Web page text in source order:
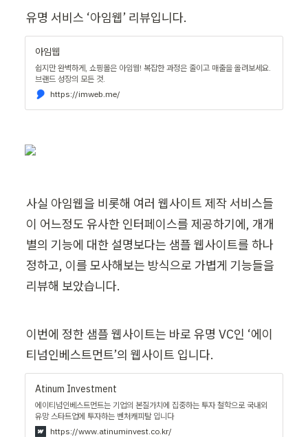
유명 서비스 ‘아임웹’ 리뷰입니다.
아임웹
쉽지만 완벽하게, 쇼핑몰은 아임웹! 복잡한 과정은 줄이고 매출을 올려보세요.
브랜드 성장의 모든 것.
https://imweb.me/
사실 아임웹을 비롯해 여러 웹사이트 제작 서비스들
이 어느정도 유사한 인터페이스를 제공하기에, 개개
별의 기능에 대한 설명보다는 샘플 웹사이트를 하나
정하고, 이를 모사해보는 방식으로 가볍게 기능들을
리뷰해 보았습니다.
이번에 정한 샘플 웹사이트는 바로 유명 VC인 ‘에이
티넘인베스트먼트’의 웹사이트 입니다.
Atinum Investment
에이티넘인베스트먼트는 기업의 본질가치에 집중하는 투자 철학으로 국내외
유망 스타트업에 투자하는 벤처캐피탈 입니다
https://www.atinuminvest.co.kr/